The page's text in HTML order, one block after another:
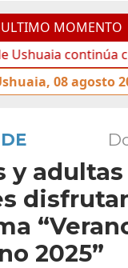
ULTIMO MOMENTO
continúa con las
08 agosto
y adultas
2025”